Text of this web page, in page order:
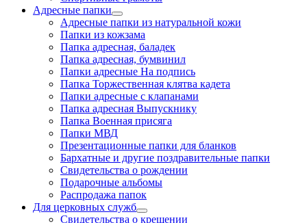
Адресные папки
Адресные папки из натуральной кожи
Папки из кожзама
Папка адресная, баладек
Папка адресная, бумвинил
Папки адресные На подпись
Папка Торжественная клятва кадета
Папки адресные с клапанами
Папка адресная Выпускнику
Папка Военная присяга
Папки МВД
Презентационные папки для бланков
Бархатные и другие поздравительные папки
Свидетельства о рождении
Подарочные альбомы
Распродажа папок
Для церковных служб
Свидетельства о крещении